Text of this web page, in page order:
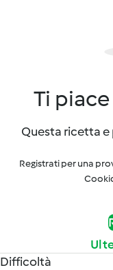
Ti
Questa ricetta e
Registrati per una
Difficoltà